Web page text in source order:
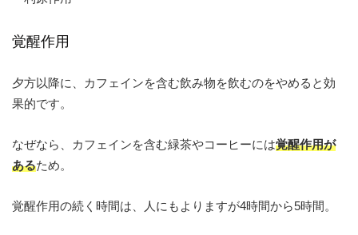
覚醒作用
夕方以降に、カフェインを含む飲み物を飲むのをやめると効
果的です。
なぜなら、カフェインを含む緑茶やコーヒーには覚醒作用が
あるため。
覚醒作用の続く時間は、人にもよりますが4時間から5時間。